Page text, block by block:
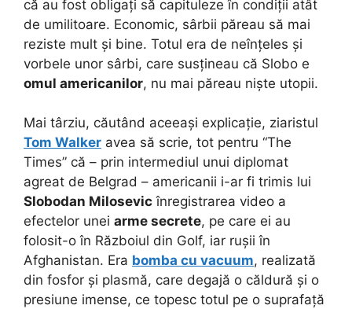
că au fost obligați să capituleze în condiții atât
de umilitoare. Economic, sârbii păreau să mai
reziste mult și bine. Totul era de neînțeles și
vorbele unor sârbi, care susțineau că Slobo e
omul americanilor, nu mai păreau niște utopii.
Mai târziu, căutând aceeași explicație, ziaristul
Tom Walker avea să scrie, tot pentru “The
Times” că – prin intermediul unui diplomat
agreat de Belgrad – americanii i-ar fi trimis lui
Slobodan Milosevic înregistrarea video a
efectelor unei arme secrete, pe care ei au
folosit-o în Războiul din Golf, iar rușii în
Afghanistan. Era bomba cu vacuum, realizată
din fosfor și plasmă, care degajă o căldură și o
presiune imense, ce topesc totul pe o suprafață